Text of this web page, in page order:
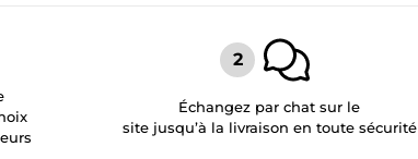
Échangez par chat sur le
site jusqu’à la livraison en toute sécurité